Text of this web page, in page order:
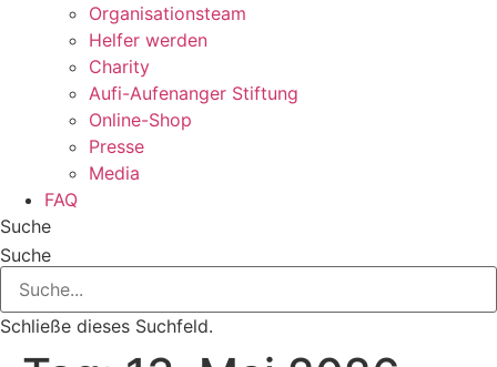
Organisationsteam
Helfer werden
Charity
Aufi-Aufenanger Stiftung
Online-Shop
Presse
Media
FAQ
Suche
Suche
Schließe dieses Suchfeld.